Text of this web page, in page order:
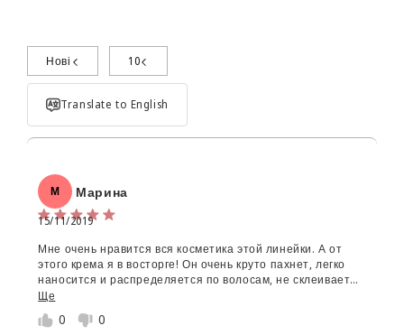
Поділиться досвідом використання
Об'єм:
Нові 10
Translate to English
М Марина
15/11/2019
Мне очень нравится вся косметика этой линейки. А от
этого крема я в восторге! Он очень круто пахнет, легко
наносится и распределяется по волосам, не склеивает
их и не жирнит. Волосы красиво ложатся шикарными
волнами, гладкие, глянцевые, блестящие. И цена доволи
приемлемая.
Ще
0 0